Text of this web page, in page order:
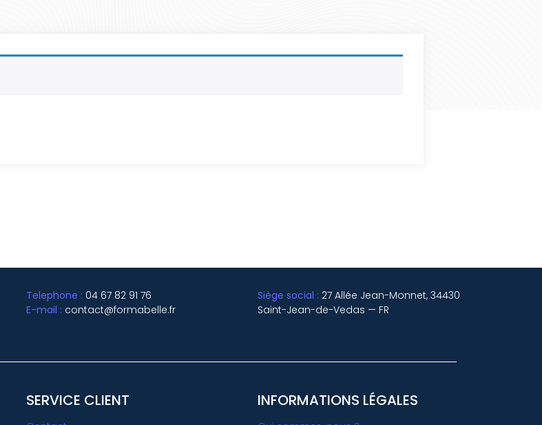
Telephone : 04 67 82 91 76
E-mail : contact@formabelle.fr
Siège social : 27 Allée Jean-Monnet, 34430
Saint-Jean-de-Vedas — FR
SERVICE CLIENT INFORMATIONS LÉGALES